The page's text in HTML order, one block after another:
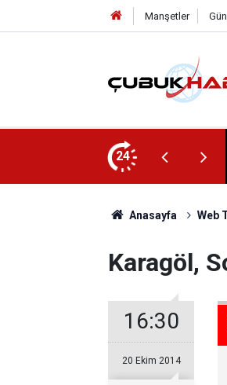
Manşetler
24
Eranıl Vizyonu
Anasayfa Web
Karagöl,
16:30
20 Ekim 2014